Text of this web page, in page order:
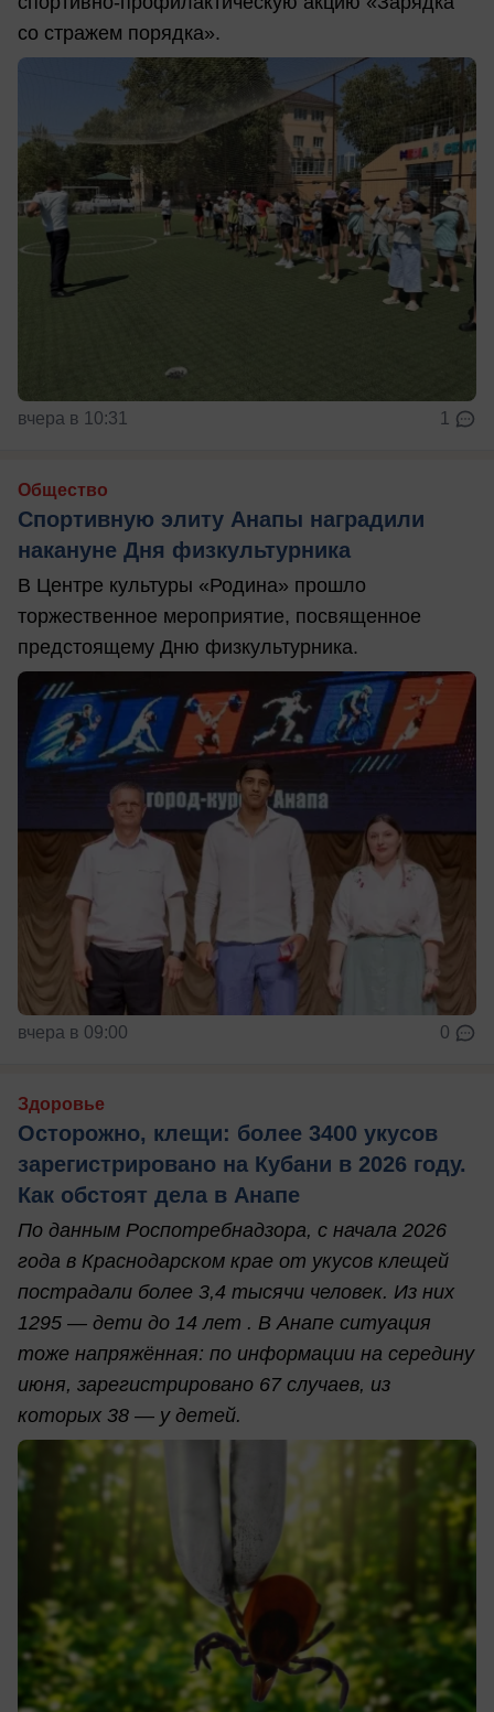
со стражем порядка».
вчера в 10:31 1
Общество
Спортивную элиту Анапы наградили
накануне Дня физкультурника
В Центре культуры «Родина» прошло
торжественное мероприятие, посвященное
предстоящему Дню физкультурника.
вчера в 09:00 0
Здоровье
Осторожно, клещи: более 3400 укусов
зарегистрировано на Кубани в 2026 году.
Как обстоят дела в Анапе
По данным Роспотребнадзора, с начала 2026
года в Краснодарском крае от укусов клещей
пострадали более 3,4 тысячи человек. Из них
1295 — дети до 14 лет . В Анапе ситуация
тоже напряжённая: по информации на середину
июня, зарегистрировано 67 случаев, из
которых 38 — у детей.